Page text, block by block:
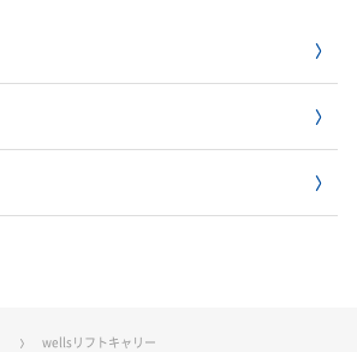
wellsリフトキャリー